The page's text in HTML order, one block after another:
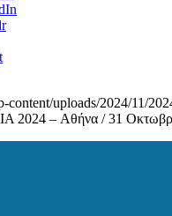
content/uploads/2024/11/
2024 – Αθήνα / 31